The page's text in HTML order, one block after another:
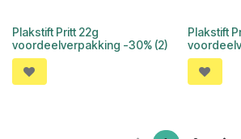
Plakstift Pritt 22g
voordeelverpakking -30% (2)
Plakstift